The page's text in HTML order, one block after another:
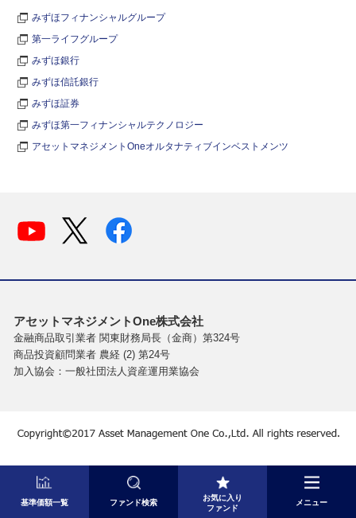
基準価額一覧 ファンド検索
お気に入り
ファンド
メニュー
みずほフィナンシャルグループ
第一ライフグループ
みずほ銀行
みずほ信託銀行
みずほ証券
みずほ第一フィナンシャルテクノロジー
アセットマネジメントOneオルタナティブインベストメンツ
アセットマネジメントOne株式会社
金融商品取引業者 関東財務局長（金商）第324号
商品投資顧問業者 農経 (2) 第24号
加入協会：一般社団法人資産運用業協会